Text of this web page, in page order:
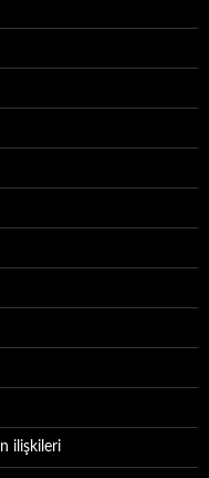
ilişkileri